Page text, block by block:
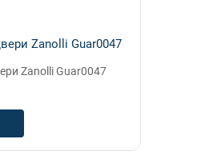
Zanolli Guar0047
Zanolli Guar0047